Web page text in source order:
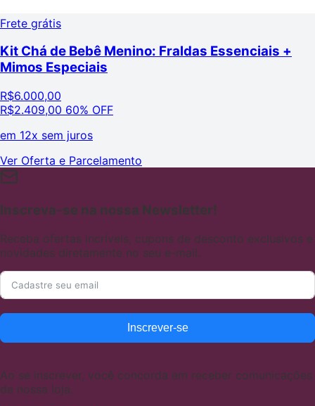
Frete grátis
Kit Chá de Bebê Menino: Fraldas Essenciais +
Mimos Especiais
R$6.000,00
R$2.409,00 60% OFF
em 12x sem juros
Ver Oferta e Parcelamento
Inscreva-se na nossa Newsletter!
Receba ofertas incríveis, cupons de desconto exclusivos e
novidades diretamente no seu e-mail.
Inscrever-se
Ao se inscrever, você concorda em receber comunicações
de nossa loja.